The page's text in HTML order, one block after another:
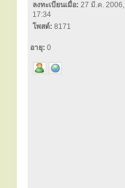
ลงทะเบียนเมื่อ: 27 มี.ค. 2006,
17:34
โพสต์: 8171
อายุ: 0